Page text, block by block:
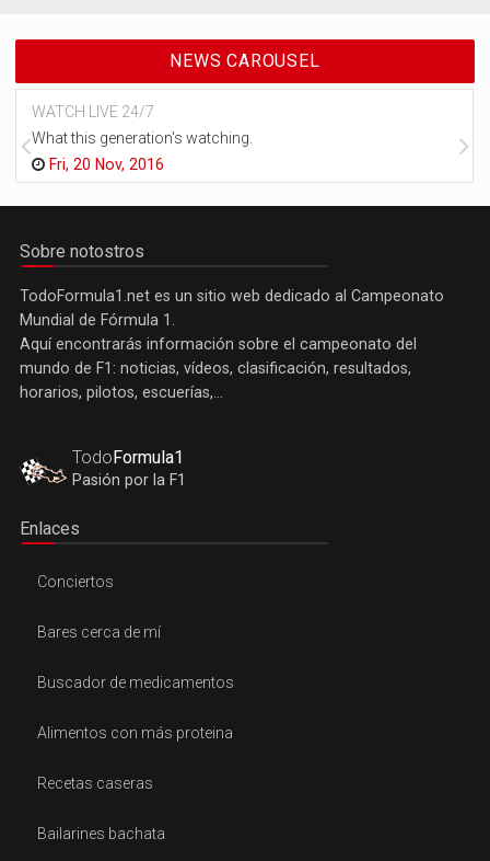
NEWS CAROUSEL
WATCH LIVE 24/7
What this generation's watching.
Fri, 20 Nov, 2016
Sobre notostros
TodoFormula1.net es un sitio web dedicado al Campeonato
Mundial de Fórmula 1.
Aquí encontrarás información sobre el campeonato del
mundo de F1: noticias, vídeos, clasificación, resultados,
horarios, pilotos, escuerías,...
Todo Formula1
Pasión por la F1
Enlaces
Conciertos
Bares cerca de mí
Buscador de medicamentos
Alimentos con más proteina
Recetas caseras
Bailarines bachata